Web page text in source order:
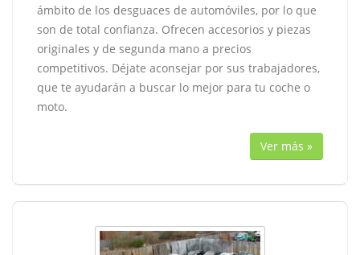
ámbito de los desguaces de automóviles, por lo que
son de total confianza. Ofrecen accesorios y piezas
originales y de segunda mano a precios
competitivos. Déjate aconsejar por sus trabajadores,
que te ayudarán a buscar lo mejor para tu coche o
moto.
Ver más »